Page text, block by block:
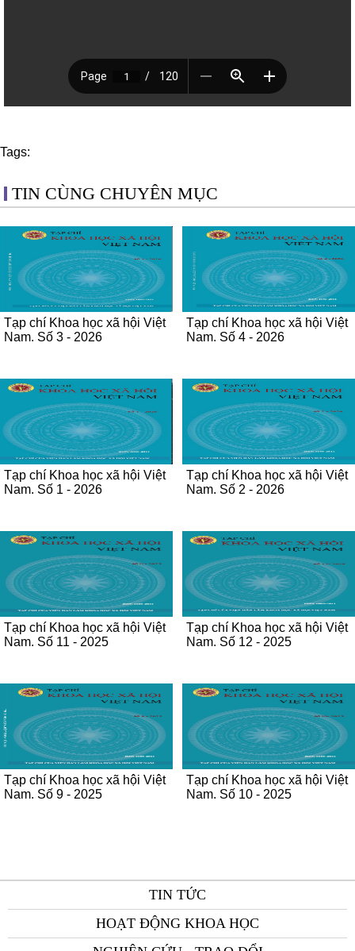
Tags:
TIN CÙNG CHUYÊN MỤC
Tạp chí Khoa học xã hội Việt
Nam. Số 4 - 2026
Tạp chí Khoa học xã hội Việt
Nam. Số 3 - 2026
Tạp chí Khoa học xã hội Việt
Nam. Số 2 - 2026
Tạp chí Khoa học xã hội Việt
Nam. Số 1 - 2026
Tạp chí Khoa học xã hội Việt
Nam. Số 12 - 2025
Tạp chí Khoa học xã hội Việt
Nam. Số 11 - 2025
Tạp chí Khoa học xã hội Việt
Nam. Số 10 - 2025
Tạp chí Khoa học xã hội Việt
Nam. Số 9 - 2025
TIN TỨC
HOẠT ĐỘNG KHOA HỌC